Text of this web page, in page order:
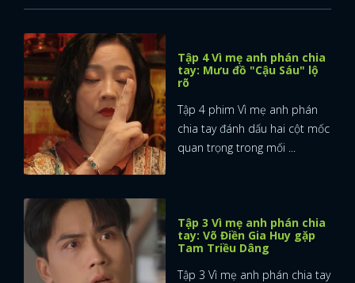
Tập 4 Vì mẹ anh phán chia
tay: Mưu đồ "Cậu Sáu" lộ
rõ
Tập 4 phim Vì mẹ anh phán
chia tay đánh dấu hai cột mốc
quan trọng trong mối ...
Tập 3 Vì mẹ anh phán chia
tay: Võ Điền Gia Huy gặp
Tam Triều Dâng
Tập 3 Vì mẹ anh phán chia tay